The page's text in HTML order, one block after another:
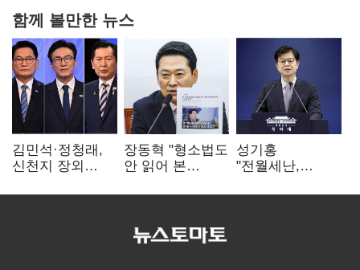
함께 볼만한 뉴스
김민석·정청래,
신천지 장외
"호남 계몽 규탄"
장동혁 "형소법도
안 읽어 본
속도로 무너질
성기홍
"전월세난,
공급 문제"…닥공